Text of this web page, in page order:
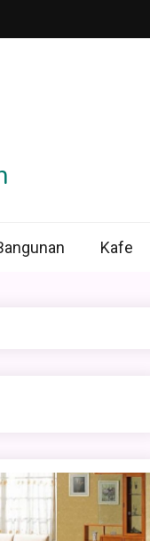
Kafe